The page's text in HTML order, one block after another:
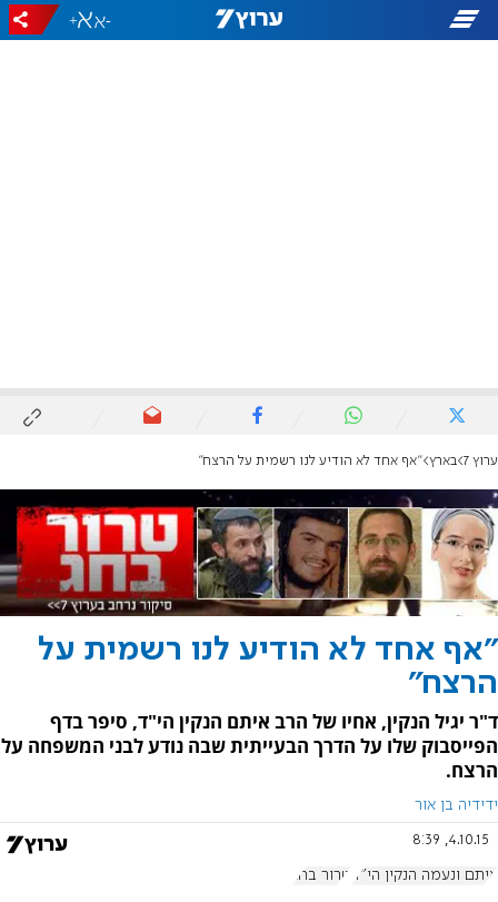
-
+
ערוץ 7 בארץ "אף אחד לא הודיע לנו רשמית על הרצח"
"אף אחד לא הודיע לנו רשמית על
הרצח"
ד"ר יגיל הנקין, אחיו של הרב איתם הנקין הי"ד, סיפר בדף
הפייסבוק שלו על הדרך הבעייתית שבה נודע לבני המשפחה על
הרצח.
ידידיה בן אור
4.10.15, 8:39
איתם ונעמה הנקין הי"ד טרור בחג